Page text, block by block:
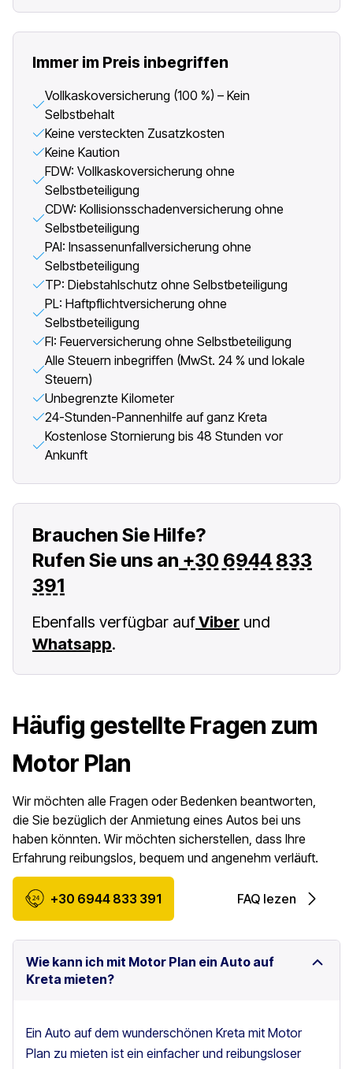
Immer im Preis inbegriffen
Vollkaskoversicherung (100 %) – Kein
Selbstbehalt
Keine versteckten Zusatzkosten
Keine Kaution
FDW: Vollkaskoversicherung ohne
Selbstbeteiligung
CDW: Kollisionsschadenversicherung ohne
Selbstbeteiligung
PAI: Insassenunfallversicherung ohne
Selbstbeteiligung
TP: Diebstahlschutz ohne Selbstbeteiligung
PL: Haftpflichtversicherung ohne
Selbstbeteiligung
FI: Feuerversicherung ohne Selbstbeteiligung
Alle Steuern inbegriffen (MwSt. 24 % und lokale
Steuern)
Unbegrenzte Kilometer
24-Stunden-Pannenhilfe auf ganz Kreta
Kostenlose Stornierung bis 48 Stunden vor
Ankunft
Brauchen Sie Hilfe?
Rufen Sie uns an +30 6944 833
391
Ebenfalls verfügbar aufViber und
Whatsapp.
Häufig gestellte Fragen zum
Motor Plan
Wir möchten alle Fragen oder Bedenken beantworten,
die Sie bezüglich der Anmietung eines Autos bei uns
haben könnten. Wir möchten sicherstellen, dass Ihre
Erfahrung reibungslos, bequem und angenehm verläuft.
+30 6944 833 391 FAQ lezen
Wie kann ich mit Motor Plan ein Auto auf
Kreta mieten?
Ein Auto auf dem wunderschönen Kreta mit Motor
Plan zu mieten ist ein einfacher und reibungsloser